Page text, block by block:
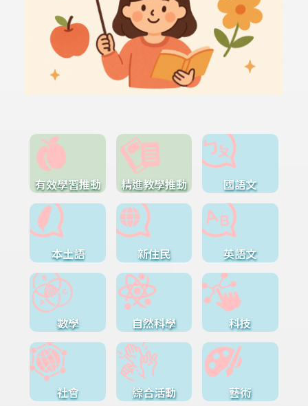
有效學習推動 精進教學推動 國語文
本土語 新住民 英語文
數學 自然科學 科技
社會 綜合活動 藝術